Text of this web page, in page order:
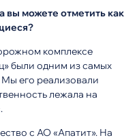
вы можете отметить как
комплексе
были одним из самых
его реализовали
лежала на
с АО «Апатит». На